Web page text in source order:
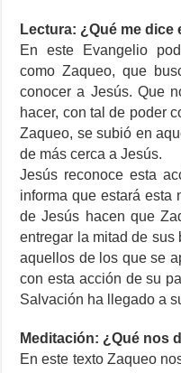
Lectura: ¿Qué me dice
En este Evangelio
como Zaqueo, que
conocer a Jesús. Que
hacer, con tal de poder
Zaqueo, se subió en
de más cerca a Jesús.
Jesús reconoce esta
informa que estará esta
de Jesús hacen que
entregar la mitad de sus
aquellos de los que se
con esta acción de su
Salvación ha llegado a
Meditación: ¿Qué nos
En este texto Zaqueo